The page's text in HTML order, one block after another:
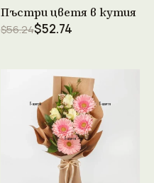
Виж продукта →
Пъстри цветя в кутия
$56.24$52.74